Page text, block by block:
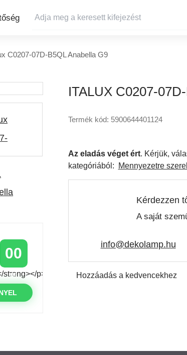
C0207-07D-B5QL Anabella G9
ITALUX C0207-
00
MP
Termék kód: 5900644401124
Az eladás véget ért. Kérjük,
kategóriából:
Mennyezetre
Kérdezzen
A saját
info@dekolamp.hu
Hozzáadás a kedvencekhez